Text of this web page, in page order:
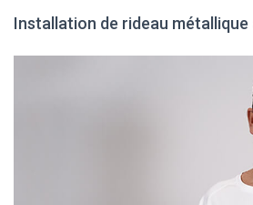
Installation de rideau métallique